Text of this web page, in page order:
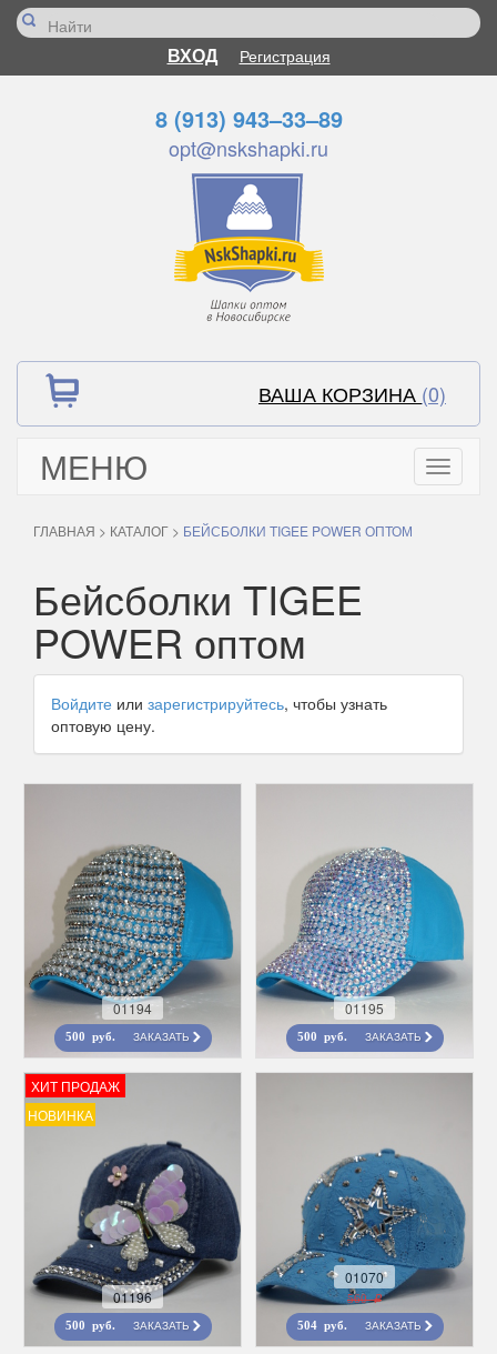
ВХОД Регистрация
8 (913) 943–33–89
opt@nskshapki.ru
ВАША КОРЗИНА (0)
МЕНЮ
Toggle
ГЛАВНАЯ > КАТАЛОГ > БЕЙСБОЛКИ TIGEE POWER ОПТОМ
Бейсболки TIGEE
POWER оптом
Войдите или зарегистрируйтесь, чтобы узнать
оптовую цену.
01194
500 руб. ЗАКАЗАТЬ
01195
500 руб. ЗАКАЗАТЬ
ХИТ ПРОДАЖ
НОВИНКА
01196
500 руб. ЗАКАЗАТЬ
01070
560 r
504 руб. ЗАКАЗАТЬ